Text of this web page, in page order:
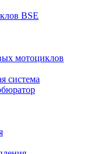
BSE
мотоциклов
система